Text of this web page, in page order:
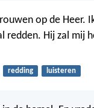
op de Heer.
redden. Hij zal mij
redding luisteren